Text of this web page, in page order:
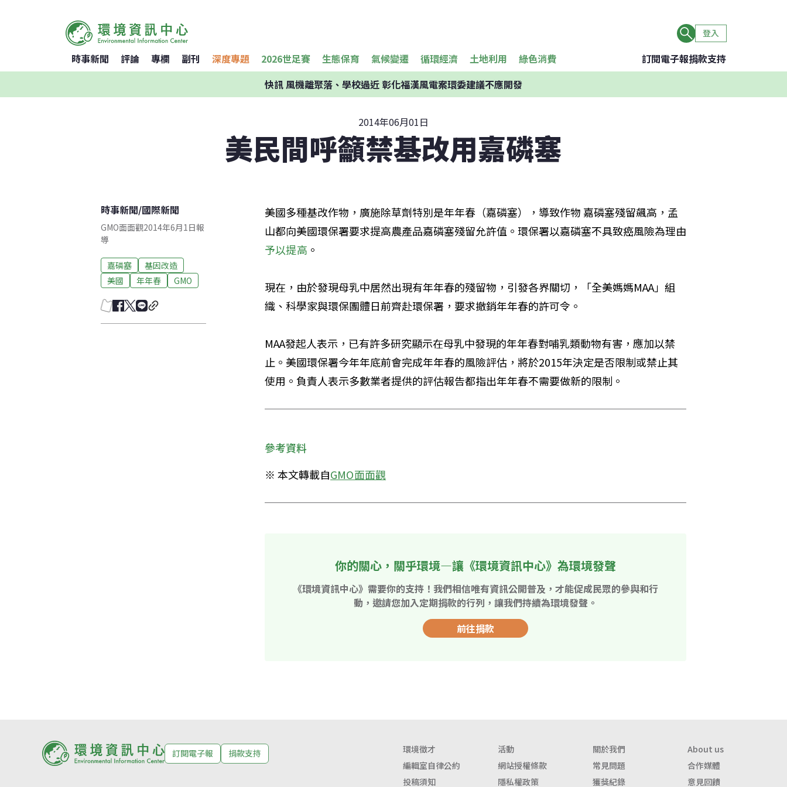
登入
時事新聞 評論 專欄 副刊 深度專題 2026世足賽 生態保育 氣候變遷 循環經濟 土地利用 綠色消費 訂閱電子報捐款支持
快訊風機離聚落、學校過近 彰化福漢風電案環委建議不應開發
2014年06月01日
美民間呼籲禁基改用嘉磷塞
時事新聞/國際新聞
GMO面面觀2014年6月1日報
導
嘉磷塞
基因改造
美國
年年春 GMO
美國多種基改作物，廣施除草劑特別是年年春（嘉磷塞），導致作物 嘉磷塞殘留飆高，孟
山都向美國環保署要求提高農產品嘉磷塞殘留允許值。環保署以嘉磷塞不具致癌風險為理由
予以提高 。
現在，由於發現母乳中居然出現有年年春的殘留物，引發各界關切，「全美媽媽MAA」組
織、科學家與環保團體日前齊赴環保署，要求撤銷年年春的許可令。
MAA發起人表示，已有許多研究顯示在母乳中發現的年年春對哺乳類動物有害，應加以禁
止。美國環保署今年年底前會完成年年春的風險評估，將於2015年決定是否限制或禁止其
使用。負責人表示多數業者提供的評估報告都指出年年春不需要做新的限制。
參考資料
※ 本文轉載自GMO面面觀
你的關心，關乎環境—讓《環境資訊中心》為環境發聲
《環境資訊中心》需要你的支持！我們相信唯有資訊公開普及，才能促成民眾的參與和行
動，邀請您加入定期捐款的行列，讓我們持續為環境發聲。
前往捐款
訂閱電子報 捐款支持 環境徵才 活動 關於我們
About us
編輯室自律公約
網站授權條款 常見問題
合作媒體
投稿須知
隱私權政策 獲獎紀錄 意見回饋